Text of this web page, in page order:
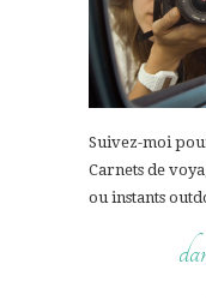
Suivez-moi
Carnets de
ou instants